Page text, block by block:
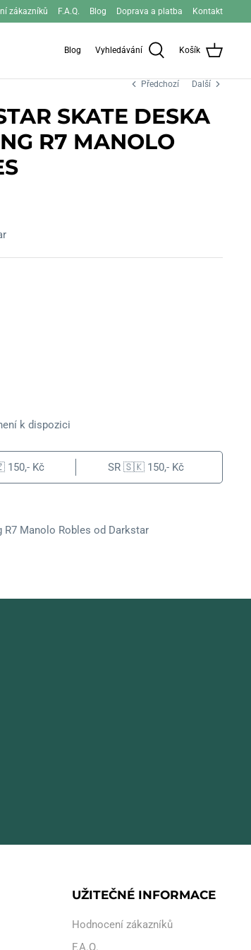
zákazníků F.A.Q. Blog Doprava a platba Kontakt
Blog Vyhledávání Košík
Předchozí Další
SKATE DESKA
R7 MANOLO
k dispozici
150,- Kč SR 🇸🇰 150,- Kč
R7 Manolo Robles od Darkstar
UŽITEČNÉ INFORMACE
Hodnocení zákazníků
F.A.Q.